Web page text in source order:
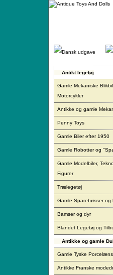
Gå
Antikt legetøj
Gamle Mekaniske
Motorcykler
Antikke og gamle
Penny Toys
Gamle Biler efter 1950
Gamle Robotter og
Gamle Modelbiler,
Figurer
Trælegetøj
Gamle Sparebøsser og
Bamser og dyr
Blandet Legetøj og
Antikke og gamle
Gamle Tyske
Antikke Franske